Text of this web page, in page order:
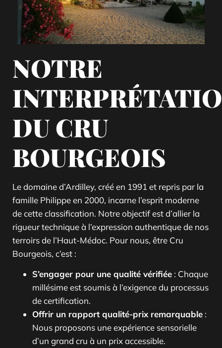
NOTRE
DU CRU
BOURGEOIS
Le domaine d’Ardilley, créé en 1991 et repris par la
famille Philippe en 2000, incarne l’esprit moderne
de cette classification. Notre objectif est d’allier la
rigueur technique à l’expression authentique de nos
terroirs de l’Haut-Médoc. Pour nous, être Cru
Bourgeois, c’est :
S’engager pour une qualité vérifiée : Chaque
millésime est soumis à l’exigence du processus
de certification.
Offrir un rapport qualité-prix remarquable :
Nous proposons une expérience sensorielle
d’un grand cru à un prix accessible.